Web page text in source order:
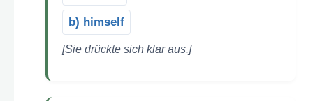
b) himself
[Sie drückte sich klar aus.]